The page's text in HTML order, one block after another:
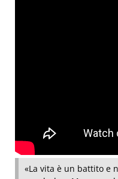
«La vita è un battito e